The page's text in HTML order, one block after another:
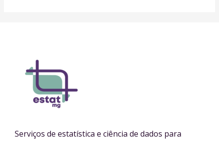
Serviços de estatística e ciência de dados para